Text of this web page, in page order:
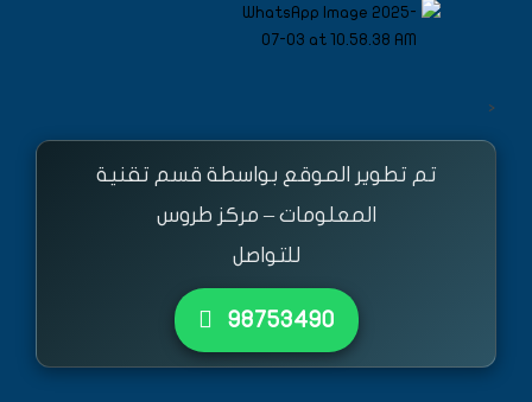
<
تم تطوير الموقع بواسطة قسم تقنية
المعلومات – مركز طروس
للتواصل
٩٨٧٥٣٤٩٠